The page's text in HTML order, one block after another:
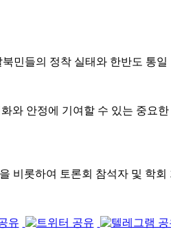
민들의 정착 실태와 한반도 통
와 안정에 기여할 수 있는 중요
비롯하여 토론회 참석자 및 학